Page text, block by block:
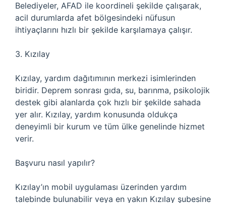
Belediyeler, AFAD ile koordineli şekilde çalışarak,
acil durumlarda afet bölgesindeki nüfusun
ihtiyaçlarını hızlı bir şekilde karşılamaya çalışır.
3. Kızılay
Kızılay, yardım dağıtımının merkezi isimlerinden
biridir. Deprem sonrası gıda, su, barınma, psikolojik
destek gibi alanlarda çok hızlı bir şekilde sahada
yer alır. Kızılay, yardım konusunda oldukça
deneyimli bir kurum ve tüm ülke genelinde hizmet
verir.
Başvuru nasıl yapılır?
Kızılay’ın mobil uygulaması üzerinden yardım
talebinde bulunabilir veya en yakın Kızılay şubesine